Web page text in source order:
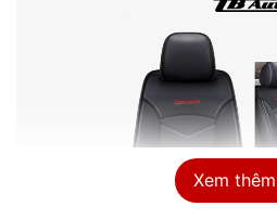
Xem thêm